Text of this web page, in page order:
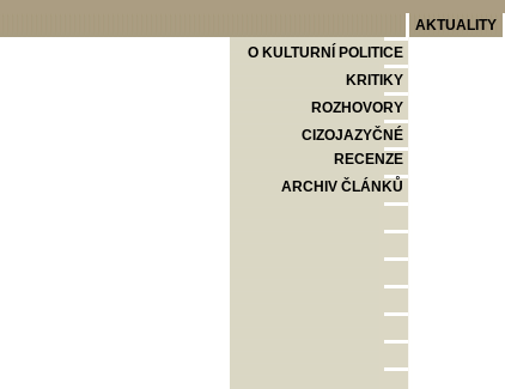
AKTUALITY
O KULTURNÍ POLITICE
KRITIKY
ROZHOVORY
CIZOJAZYČNÉ
RECENZE
ARCHIV ČLÁNKŮ